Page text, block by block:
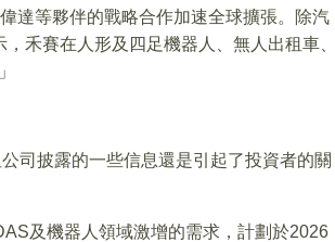
達等夥伴的戰略合作加速全球擴張。除汽
禾賽在人形及四足機器人、無人出租車、
司披露的一些信息還是引起了投資者的關
及機器人領域激增的需求，計劃於2026